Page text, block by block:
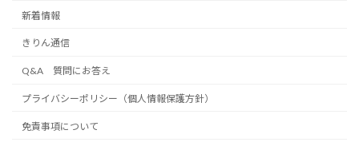
新着情報
きりん通信
Q&A 質問にお答え
プライバシーポリシー（個人情報保護方針）
免責事項について